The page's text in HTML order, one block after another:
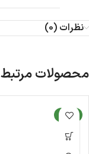
نظرات (0)
محصولات مرتبط
جدید